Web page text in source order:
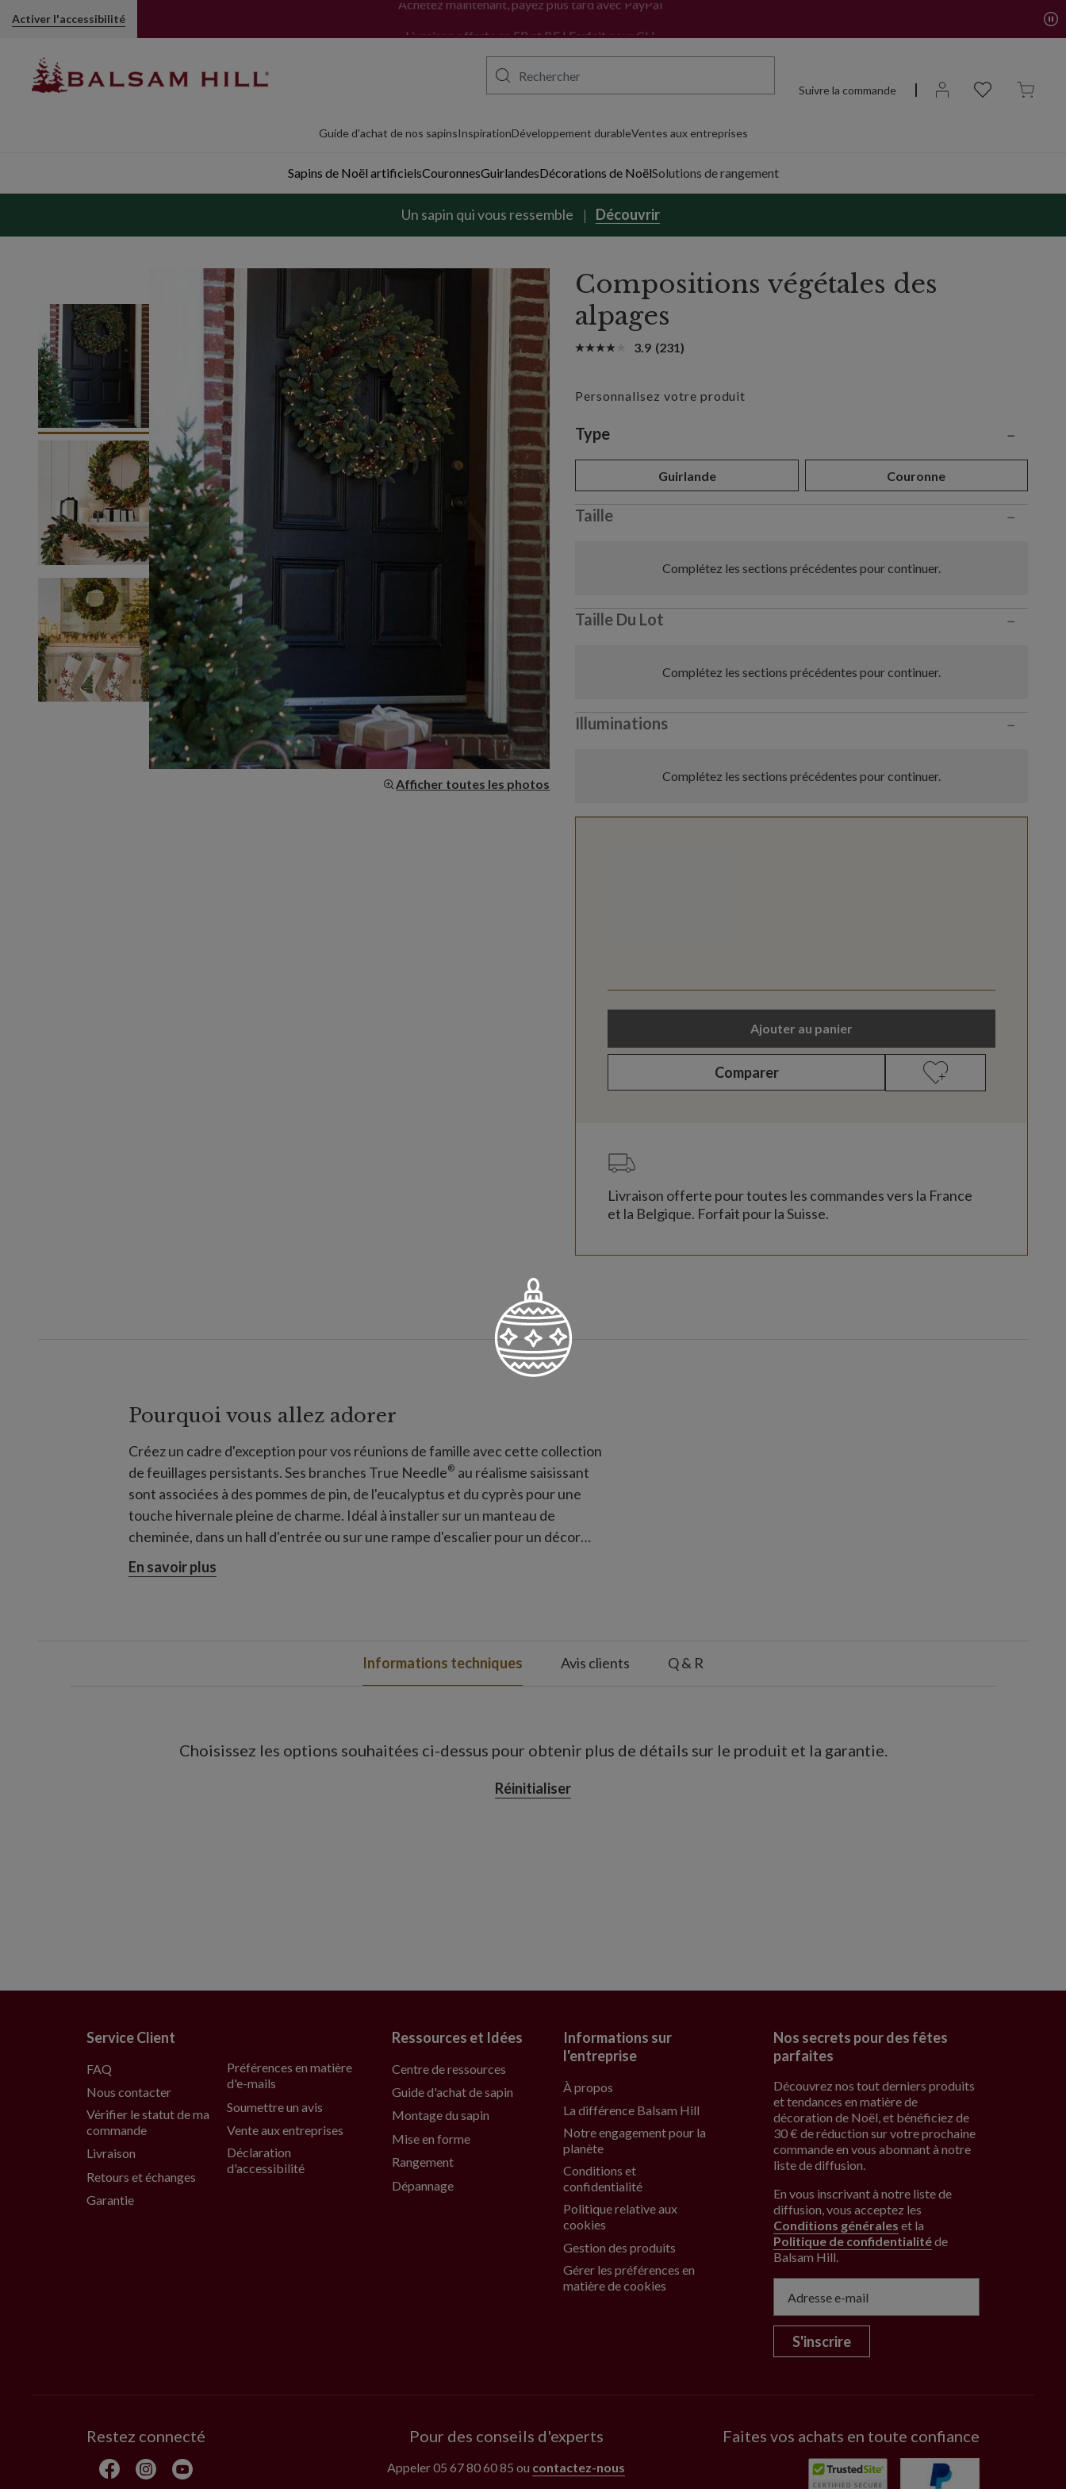
Activer l'accessibilité
Suivre la commande
Guide d'achat de nos sapinsInspirationDéveloppement durableVentes aux entreprises
Sapins de Noël artificielsCouronnesGuirlandesDécorations de NoëlSolutions de rangement
Un sapin qui vous ressemble Découvrir
Afficher toutes les photos
Compositions végétales des
alpages
3.9 (231)
Personnalisez votre produit
Variant selection
Type −
Guirlande Couronne
Taille −
Complétez les sections précédentes pour continuer.
Taille Du Lot −
Complétez les sections précédentes pour continuer.
Illuminations −
Complétez les sections précédentes pour continuer.
Ajouter au panier
Comparer
Livraison offerte pour toutes les commandes vers la France
et la Belgique. Forfait pour la Suisse.
Pourquoi vous allez adorer
Créez un cadre d'exception pour vos réunions de famille avec cette collection
de feuillages persistants. Ses branches True Needle® au réalisme saisissant
sont associées à des pommes de pin, de l'eucalyptus et du cyprès pour une
touche hivernale pleine de charme. Idéal à installer sur un manteau de
cheminée, dans un hall d'entrée ou sur une rampe d'escalier pour un décor
doux et chaleureux.
En savoir plus
Informations techniques Avis clients Q & R
Choisissez les options souhaitées ci-dessus pour obtenir plus de détails sur le produit et la garantie.
Réinitialiser
Service Client
FAQ
Nous contacter
Vérifier le statut de ma
commande
Livraison
Retours et échanges
Garantie
Préférences en matière
d'e-mails
Soumettre un avis
Vente aux entreprises
Déclaration
d'accessibilité
Ressources et Idées
Centre de ressources
Guide d'achat de sapin
Montage du sapin
Mise en forme
Rangement
Dépannage
Informations sur
l'entreprise
À propos
La différence Balsam Hill
Notre engagement pour la
planète
Conditions et
confidentialité
Politique relative aux
cookies
Gestion des produits
Gérer les préférences en
matière de cookies
Nos secrets pour des fêtes
parfaites
Découvrez nos tout derniers produits
et tendances en matière de
décoration de Noël, et bénéficiez de
30 € de réduction sur votre prochaine
commande en vous abonnant à notre
liste de diffusion.
En vous inscrivant à notre liste de
diffusion, vous acceptez les
Conditions générales et la
Politique de confidentialitéde
Balsam Hill.
S'inscrire
Restez connecté Pour des conseils d'experts
Appeler05 67 80 60 85 ou contactez-nous
Faites vos achats en toute confiance